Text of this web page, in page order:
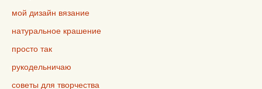
мой дизайн вязание
натуральное крашение
просто так
рукодельничаю
советы для творчества